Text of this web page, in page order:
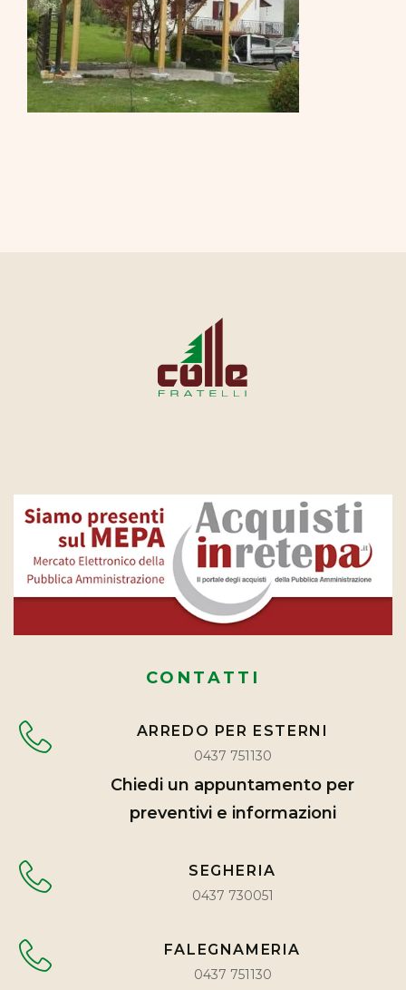
CONTATTI
ARREDO PER ESTERNI
0437 751130
Chiedi un appuntamento per
preventivi e informazioni
SEGHERIA
0437 730051
FALEGNAMERIA
0437 751130